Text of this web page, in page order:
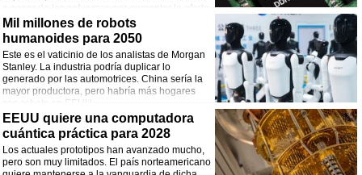
a pesar de los esfuerzos por aumentar la oferta.
Mil millones de robots
humanoides para 2050
Este es el vaticinio de los analistas de Morgan
Stanley. La industria podría duplicar lo
generado por las automotrices. China sería la
mayor productora, pero habría más hogares
con robots en EEUU.
EEUU quiere una computadora
cuántica práctica para 2028
Los actuales prototipos han avanzado mucho,
pero son muy limitados. El país norteamericano